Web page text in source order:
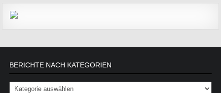
BERICHTE NACH KATEGORIEN
Berichte nach Kategorien